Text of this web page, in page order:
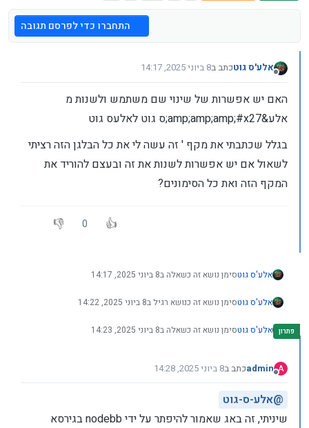
התחברו כדי לפרסם תגובה
מנותק
אלע'ס גוטכתב ב8 ביוני 2025, 14:17
נערך לאחרונה על ידי אלע'ס גוט
האם יש אפשרות של שינוי שם משתמש ולשנות מ
אלע&amp;amp;amp;#x27;ס גוט לאלעס גוט
בגלל שכתבתי את מקף ' זה עשה לי את כל הבלגן הזה רציתי
לשאול אם יש אפשרות לשנות את זה ובעצם להוריד את
המקף הזה ואת כל הסימונים?
0
אלע'ס גוטסימן נושא זה כשאלה ב8 ביוני 2025, 14:17
אלע'ס גוטסימן נושא זה כנושא רגיל ב8 ביוני 2025, 14:22
אלע'ס גוטסימן נושא זה כשאלה ב8 ביוני 2025, 14:23
A
מנותק
adminכתב ב8 ביוני 2025, 14:28
נערך לאחרונה על ידי admin6 באוג׳ 2025, 14:31
@אלע-ס-גוט
שיניתי, זה באג שאמור להיפתר על ידי nodebb בגירסא